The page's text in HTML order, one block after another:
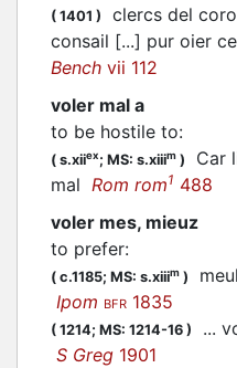
( 1401 )
clercs del
consail [...] pur oier
Bench vii 112
voler mal a
to be hostile to:
( s.xiiex; MS: s.xiiim ) Car
mal Rom rom1 488
voler mes, mieuz
to prefer:
( c.1185; MS: s.xiiim )
Ipom BFR 1835
( 1214; MS: 1214-16 ) ...
S Greg 1901